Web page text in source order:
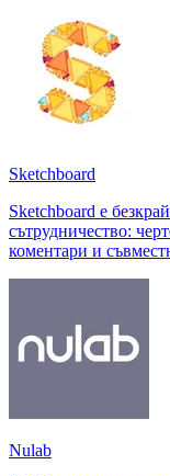
Sketchboard
Sketchboard е
сътрудничество:
коментари и
Nulab